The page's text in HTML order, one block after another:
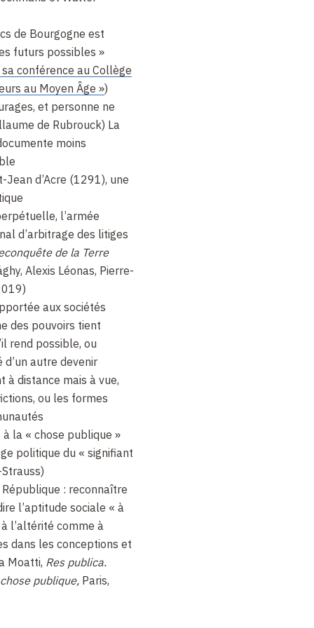
de Bourgogne est
futurs possibles »
conférence au Collège
au Moyen Âge »)
et personne ne
de Rubrouck) La
moins
d’Acre (1291), une
l’armée
d’arbitrage des litiges
de la Terre
Alexis Léonas, Pierre-
aux sociétés
des pouvoirs tient
rend possible, ou
autre devenir
à distance mais à vue,
ou les formes
à la « chose publique »
politique du « signifiant
: reconnaître
l’aptitude sociale « à
l’altérité comme à
dans les conceptions et
Moatti, Res publica.
publique, Paris,